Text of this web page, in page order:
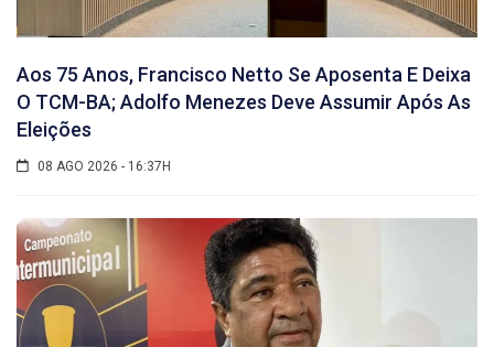
Aos 75 Anos, Francisco Netto Se Aposenta E Deixa
O TCM-BA; Adolfo Menezes Deve Assumir Após As
Eleições
08 AGO 2026 - 16:37H